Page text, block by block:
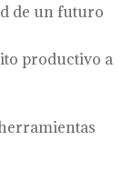
de un futuro
productivo a